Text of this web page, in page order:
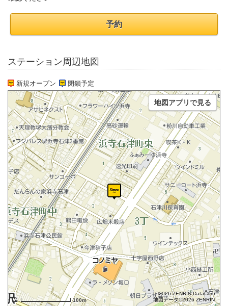
予約
ステーション周辺地図
新規オープン 閉鎖予定
100m
©2026 ZENRIN DataCom
地図データ©2026 ZENRIN
地図アプリで見る